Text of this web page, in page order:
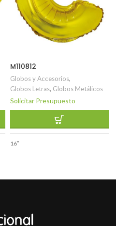
M110812
Globos y Accesorios,
Globos Letras, Globos Metálicos
Solicitar Presupuesto
16″